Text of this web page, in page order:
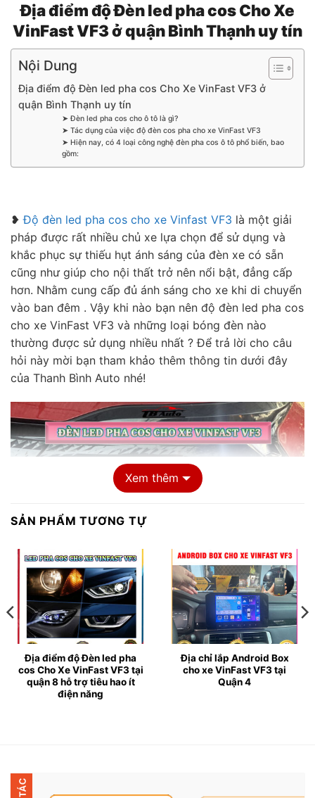
Địa điểm độ Đèn led pha cos Cho Xe
VinFast VF3 ở quận Bình Thạnh uy tín
Nội Dung
Địa điểm độ Đèn led pha cos Cho Xe VinFast VF3 ở
quận Bình Thạnh uy tín
➤ Đèn led pha cos cho ô tô là gì?
➤ Tác dụng của việc độ đèn cos pha cho xe VinFast VF3
➤ Hiện nay, có 4 loại công nghệ đèn pha cos ô tô phổ biến, bao
gồm:
❥Độ đèn led pha cos cho xe Vinfast VF3 là một giải
pháp được rất nhiều chủ xe lựa chọn để sử dụng và
khắc phục sự thiếu hụt ánh sáng của đèn xe có sẵn
cũng như giúp cho nội thất trở nên nổi bật, đẳng cấp
hơn. Nhằm cung cấp đủ ánh sáng cho xe khi di chuyển
vào ban đêm . Vậy khi nào bạn nên độ đèn led pha cos
cho xe VinFast VF3 và những loại bóng đèn nào
thường được sử dụng nhiều nhất ? Để trả lời cho câu
hỏi này mời bạn tham khảo thêm thông tin dưới đây
của Thanh Bình Auto nhé!
Địa chỉ lắp đèn led pha cos cho xe
➤ Đèn led pha cos cho ô tô là gì?
✔ Đèn pha cos cho ô tô là loại đèn chiếu sáng chính
thông, đường đi và các chướng ngại vật để lái xe an
toàn hơn trong đêm.
Xem thêm
SẢN PHẨM TƯƠNG TỰ
Địa điểm độ Đèn led pha
cos Cho Xe VinFast VF3 tại
quận 8 hỗ trợ tiêu hao ít
điện năng
Địa chỉ lắp Android Box
cho xe VinFast VF3 tại
Quận 4